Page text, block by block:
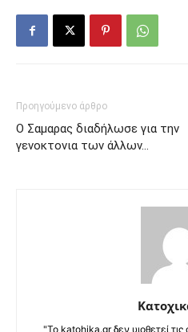
Προηγούμενο άρθρο
Ο Σαμαρας διαδήλωσε για την
γενοκτονια των άλλων…
"Το katohika.gr δεν υιοθετεί